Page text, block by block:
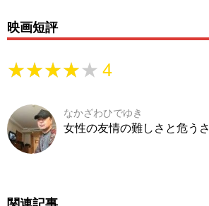
映画短評
★★★★★
★★★★★4
なかざわひでゆき
女性の友情の難しさと危うさ